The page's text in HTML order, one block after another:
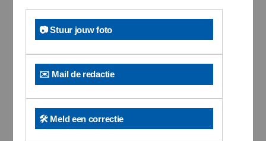
📷 Stuur jouw foto
✉️ Mail de redactie
🛠️ Meld een correctie